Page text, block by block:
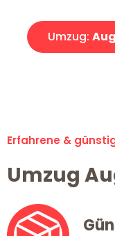
Umzug:
Erfahrene &
Umzug